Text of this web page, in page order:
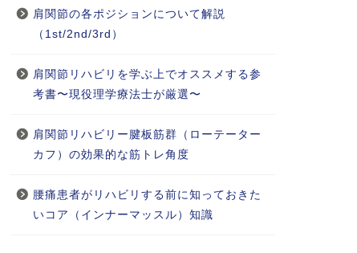
肩関節の各ポジションについて解説
（1st/2nd/3rd）
肩関節リハビリを学ぶ上でオススメする参
考書〜現役理学療法士が厳選〜
肩関節リハビリー腱板筋群（ローテーター
カフ）の効果的な筋トレ角度
腰痛患者がリハビリする前に知っておきた
いコア（インナーマッスル）知識